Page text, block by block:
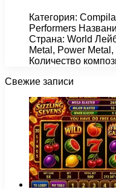
Категория:
Performers
Страна: World
Metal, Power
Количество
Свежие записи